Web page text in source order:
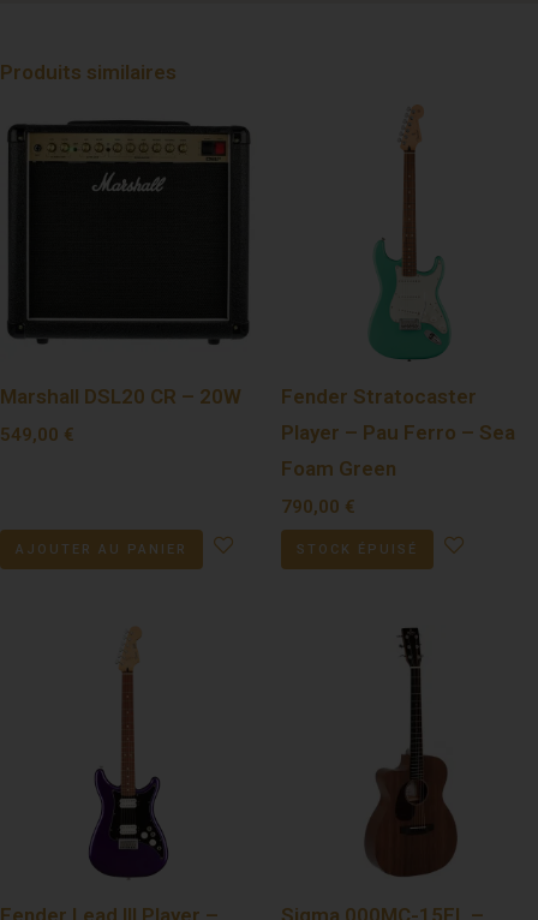
Produits similaires
Marshall DSL20 CR – 20W
549,00 €
AJOUTER AU PANIER
Fender Stratocaster
Player – Pau Ferro – Sea
Foam Green
790,00 €
STOCK ÉPUISÉ